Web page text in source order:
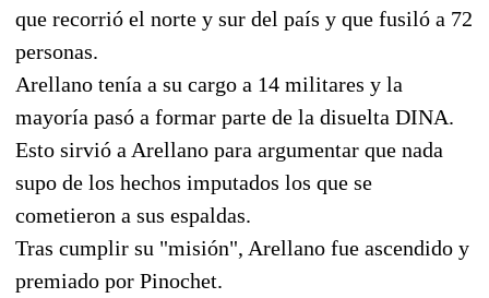
que recorrió el norte y sur del país y que fusiló a 72
personas.
Arellano tenía a su cargo a 14 militares y la
mayoría pasó a formar parte de la disuelta DINA.
Esto sirvió a Arellano para argumentar que nada
supo de los hechos imputados los que se
cometieron a sus espaldas.
Tras cumplir su "misión", Arellano fue ascendido y
premiado por Pinochet.